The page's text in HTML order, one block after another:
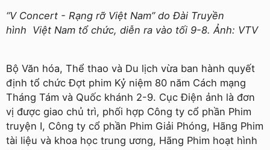
“V Concert - Rạng rỡ Việt Nam” do Đài Truyền
hình Việt Nam tổ chức, diễn ra vào tối 9-8. Ảnh: VTV
Bộ Văn hóa, Thể thao và Du lịch vừa ban hành quyết
định tổ chức Ðợt phim Kỷ niệm 80 năm Cách mạng
Tháng Tám và Quốc khánh 2-9. Cục Ðiện ảnh là đơn
vị được giao chủ trì, phối hợp Công ty cổ phần Phim
truyện I, Công ty cổ phần Phim Giải Phóng, Hãng Phim
tài liệu và khoa học trung ương, Hãng Phim hoạt hình